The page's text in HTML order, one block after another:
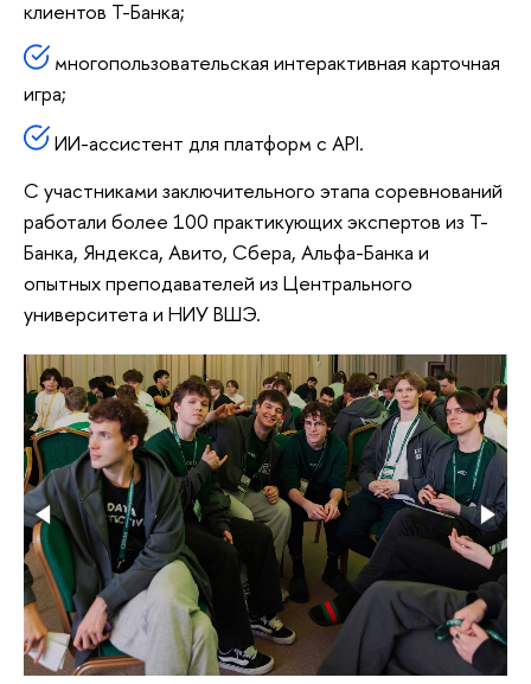
клиентов Т-Банка;
многопользовательская интерактивная карточная
игра;
ИИ-ассистент для платформ с API.
С участниками заключительного этапа соревнований
работали более 100 практикующих экспертов из Т-
Банка, Яндекса, Авито, Сбера, Альфа-Банка и
опытных преподавателей из Центрального
университета и НИУ ВШЭ.